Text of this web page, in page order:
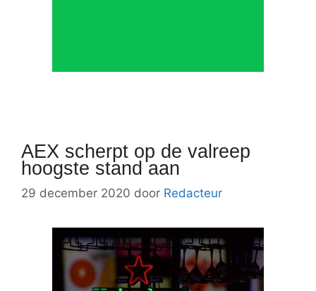
AEX scherpt op de valreep
hoogste stand aan
29 december 2020 door Redacteur